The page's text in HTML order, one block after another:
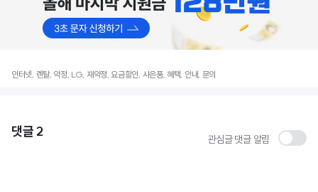
인터넷, 렌탈, 약정, LG, 재약정, 요금할인, 사은품, 혜택, 안내, 문의
댓글2 관심글 댓글 알림